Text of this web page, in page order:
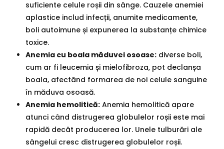
suficiente celule roșii din sânge. Cauzele anemiei
aplastice includ infecții, anumite medicamente,
boli autoimune și expunerea la substanțe chimice
toxice.
Anemia cu boala măduvei osoase: diverse boli,
cum ar fi leucemia și mielofibroza, pot declanșa
boala, afectând formarea de noi celule sanguine
în măduva osoasă.
Anemia hemolitică: Anemia hemolitică apare
atunci când distrugerea globulelor roșii este mai
rapidă decât producerea lor. Unele tulburări ale
sângelui cresc distrugerea globulelor roșii.